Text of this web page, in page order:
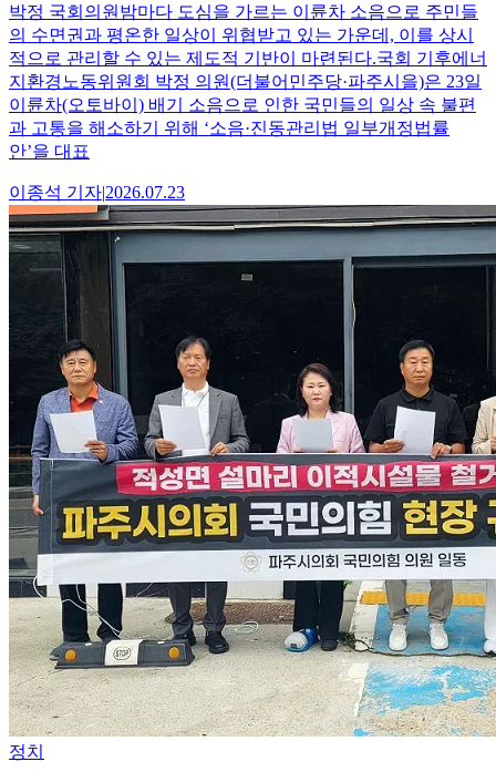
박정 국회의원밤마다 도심을 가르는 이륜차 소음으로 주민들
의 수면권과 평온한 일상이 위협받고 있는 가운데, 이를 상시
적으로 관리할 수 있는 제도적 기반이 마련된다.국회 기후에너
지환경노동위원회 박정 의원(더불어민주당·파주시을)은 23일
이륜차(오토바이) 배기 소음으로 인한 국민들의 일상 속 불편
과 고통을 해소하기 위해 ‘소음·진동관리법 일부개정법률
안’을 대표
이종석 기자|2026.07.23
정치